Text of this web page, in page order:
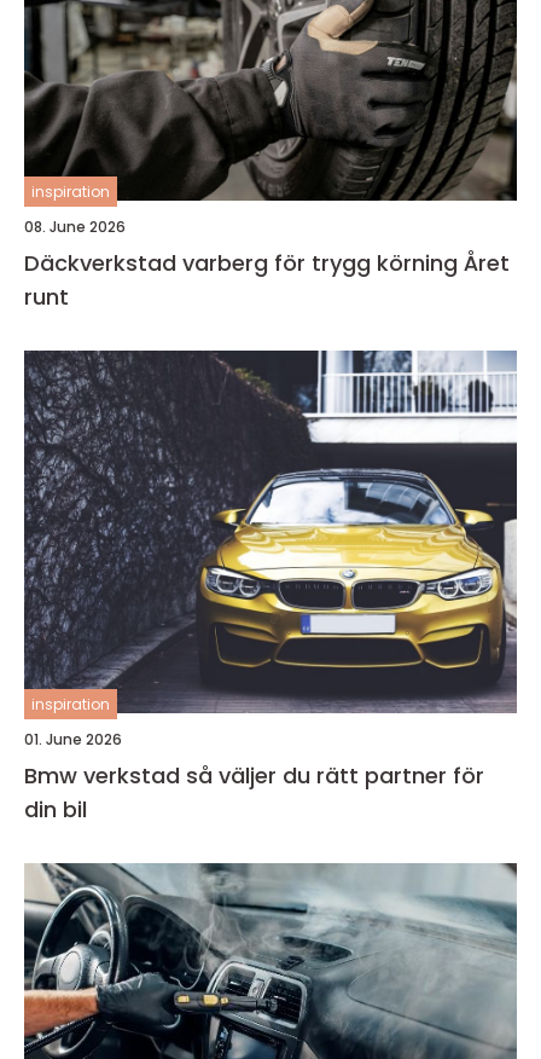
inspiration
08. June 2026
Däckverkstad varberg för trygg körning Året
runt
inspiration
01. June 2026
Bmw verkstad så väljer du rätt partner för
din bil